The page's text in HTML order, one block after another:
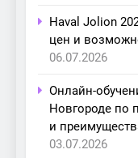
Haval Jolion
цен и
06.07.2026
Онлайн-
Новгороде по
и
03.07.2026